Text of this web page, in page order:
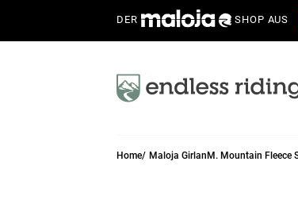
DER SHOP AUS
Home Maloja GirlanM. Mountain Fleece